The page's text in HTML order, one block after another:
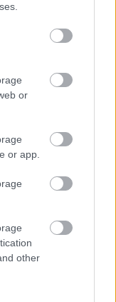
or
or app.
other